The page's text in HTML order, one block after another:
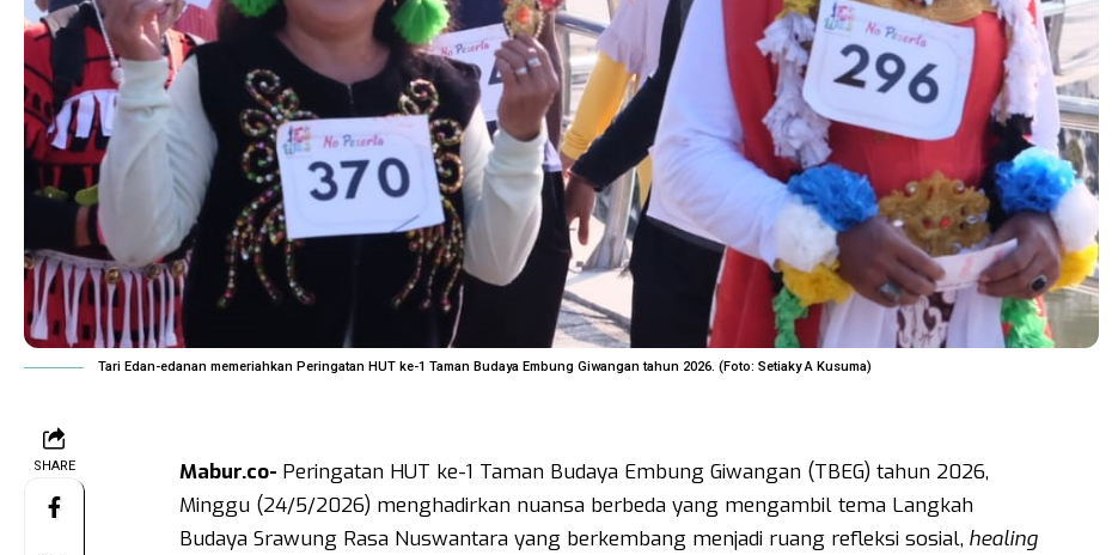
Tari Edan-edanan memeriahkan Peringatan HUT ke-1 Taman Budaya Embung Giwangan tahun 2026. (Foto: Setiaky A Kusuma)
SHARE Mabur.co- Peringatan HUT ke-1 Taman Budaya Embung Giwangan (TBEG) tahun 2026,
Minggu (24/5/2026) menghadirkan nuansa berbeda yang mengambil tema Langkah
Budaya Srawung Rasa Nuswantara yang berkembang menjadi ruang refleksi sosial, healing